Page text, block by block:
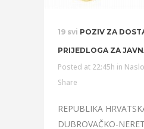
19 svi POZIV ZA
PRIJEDLOGA ZA
Posted at 22:45h in
Share
REPUBLIKA
DUBROVAČKO-